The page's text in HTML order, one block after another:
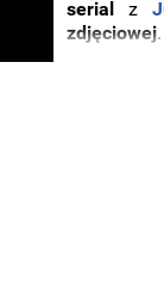
serial
z
zdjęciowej
twierdzi,